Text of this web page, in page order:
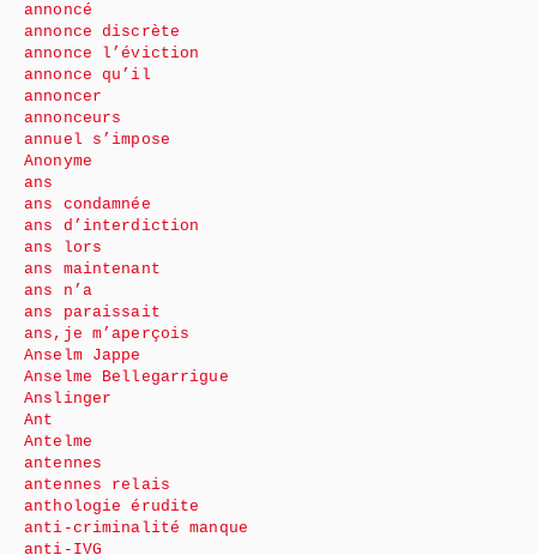
annoncé
annonce discrète
annonce l’éviction
annonce qu’il
annoncer
annonceurs
annuel s’impose
Anonyme
ans
ans condamnée
ans d’interdiction
ans lors
ans maintenant
ans n’a
ans paraissait
ans,je m’aperçois
Anselm Jappe
Anselme Bellegarrigue
Anslinger
Ant
Antelme
antennes
antennes relais
anthologie érudite
anti-criminalité manque
anti-IVG